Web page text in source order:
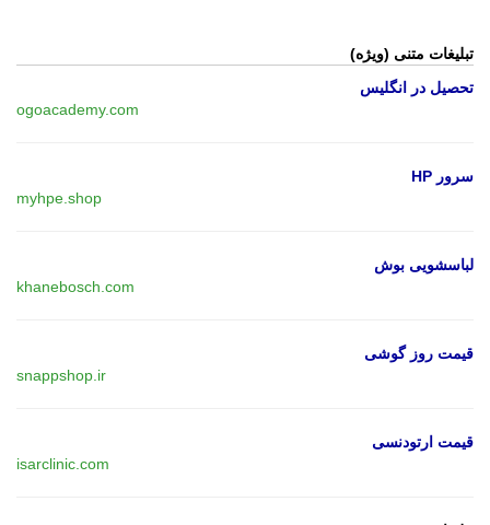
تبلیغات متنی (ویژه)
تحصیل در انگلیس
ogoacademy.com
سرور HP
myhpe.shop
لباسشویی بوش
khanebosch.com
قیمت روز گوشی
snappshop.ir
قیمت ارتودنسی
isarclinic.com